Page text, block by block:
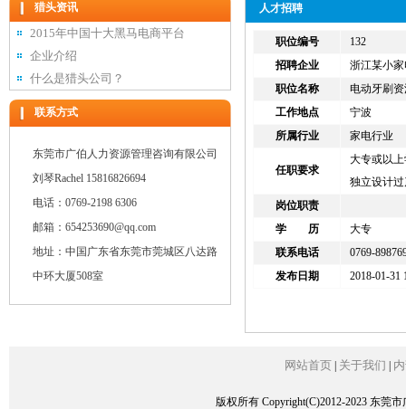
猎头资讯
2015年中国十大黑马电商平台
企业介绍
什么是猎头公司？
联系方式
东莞市广伯人力资源管理咨询有限公司
刘琴Rachel 15816826694
电话：0769-2198 6306
邮箱：654253690@qq.com
地址：中国广东省东莞市莞城区八达路
中环大厦508室
人才招聘
职位编号
132
招聘企业
浙江某小
职位名称
电动牙刷
工作地点
宁波
所属行业
家电行业
任职要求
大专或以
独立设计
岗位职责
学 历
大专
联系电话
0769-
发布日期
2018-01-31
网站首页 关于我们
版权所有 Copyright(C)2012-2023 东莞